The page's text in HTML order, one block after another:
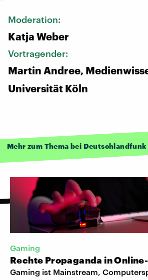
Moderation:
Katja Weber
Vortragender:
Martin Andree,
Universität Köln
Mehr zum Thema bei Deutschlandfunk
Gaming
Rechte Propaganda in
Gaming ist Mainstream,